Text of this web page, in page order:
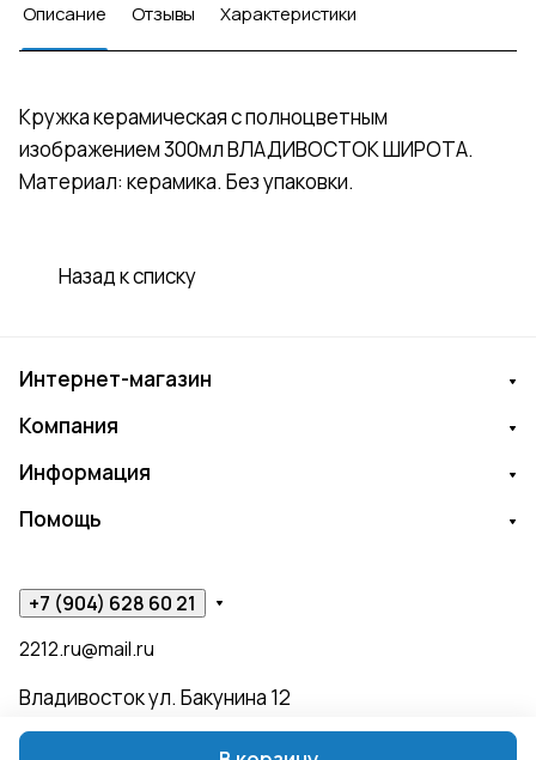
Описание Отзывы Характеристики
Кружка керамическая с полноцветным
изображением 300мл ВЛАДИВОСТОК ШИРОТА.
Материал: керамика. Без упаковки.
Назад к списку
Интернет-магазин
Компания
Информация
Помощь
+7 (904) 628 60 21
2212.ru@mail.ru
Владивосток ул. Бакунина 12